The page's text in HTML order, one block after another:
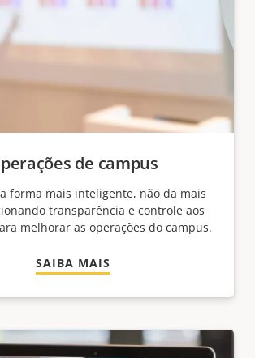
de campus
forma mais inteligente, não da mais
transparência e controle aos
melhorar as operações do campus.
SAIBA MAIS